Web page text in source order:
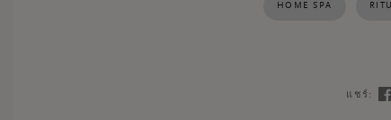
HOME SPA
แชร์: